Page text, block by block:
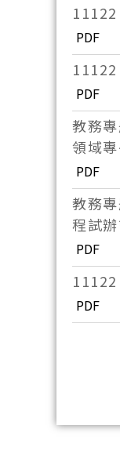
PDF
PDF
教務
領域
PDF
教務
程試
PDF
PDF